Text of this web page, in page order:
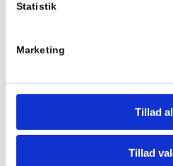
Statistik
Marketing
Tillad
Tillad
Anvendes af den sociale
HTTP